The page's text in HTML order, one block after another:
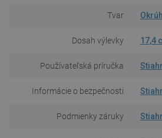
Tvar
Dosah výlevky 17,4
Používateľská príručka
Informácie o bezpečnosti
Podmienky záruky